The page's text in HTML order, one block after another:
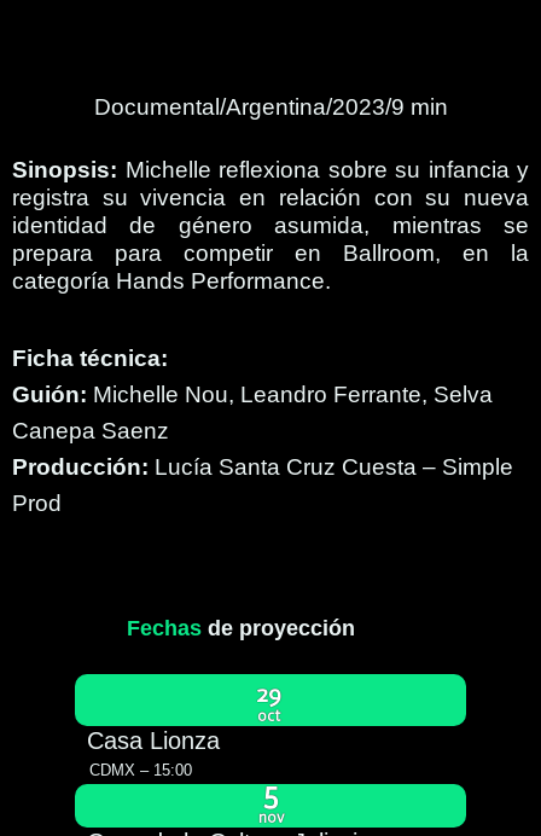
Documental/Argentina/2023/9 min
Sinopsis: Michelle reflexiona sobre su infancia y
registra su vivencia en relación con su nueva
identidad de género asumida, mientras se
prepara para competir en Ballroom, en la
categoría Hands Performance.
Ficha técnica:
Guión: Michelle Nou, Leandro Ferrante, Selva
Canepa Saenz
Producción: Lucía Santa Cruz Cuesta – Simple
Prod
Fechas de proyección
29
oct
Casa Lionza
CDMX – 15:00
5
nov